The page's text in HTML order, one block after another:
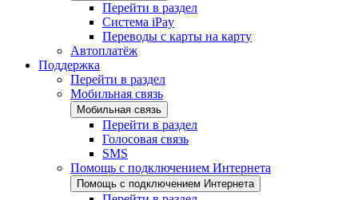
Перейти в раздел
Система iPay
Переводы с карты на карту
Автоплатёж
Поддержка
Перейти в раздел
Мобильная связь
Мобильная связь
Перейти в раздел
Голосовая связь
SMS
Помощь с подключением Интернета
Помощь с подключением Интернета